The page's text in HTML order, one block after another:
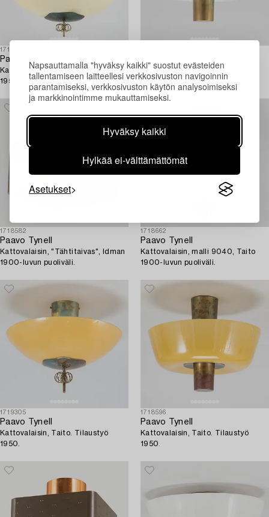
Napsauttamalla "hyväksy kaikki" suostut evästeiden
tallentamiseen laitteellesi verkkosivuston navigoinnin
parantamiseksi, verkkosivuston käytön analysoimiseksi
ja markkinointimme mukauttamiseksi.
Hyväksy kaikki
Hylkää ei-välttämättömät
Asetukset
1719246
Paavo Tynell
Kattovalaisin, Taito. Tilaustyö
1950.
Kattovalaisin, Taito. Tilaustyö
1950.
1718582
Paavo Tynell
Kattovalaisin, "Tähtitaivas", Idman
1900-luvun puoliväli.
1718662
Paavo Tynell
Kattovalaisin, malli 9040, Taito
1900-luvun puoliväli.
1719305
Paavo Tynell
Kattovalaisin, Taito. Tilaustyö
1950.
1718596
Paavo Tynell
Kattovalaisin, Taito. Tilaustyö
1950.